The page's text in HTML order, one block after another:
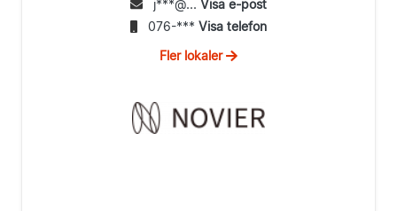
j***@... Visa e-post
076-*** Visa telefon
Fler lokaler